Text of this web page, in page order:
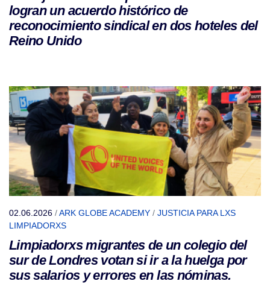
logran un acuerdo histórico de
reconocimiento sindical en dos hoteles del
Reino Unido
02.06.2026 /ARK GLOBE ACADEMY / JUSTICIA PARA LXS
LIMPIADORXS
Limpiadorxs migrantes de un colegio del
sur de Londres votan si ir a la huelga por
sus salarios y errores en las nóminas.